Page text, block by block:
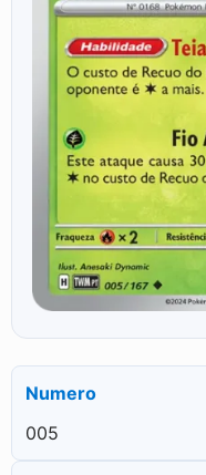
Numero
005